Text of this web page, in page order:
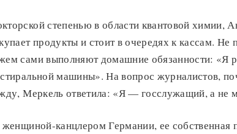
степенью в области квантовой химии,
продукты и стоит в очередях к кассам.
сами выполняют домашние обязанности: «Я
машины». На вопрос журналистов,
Меркель ответила: «Я — госслужащий, а не
канцлером Германии, ее собственная